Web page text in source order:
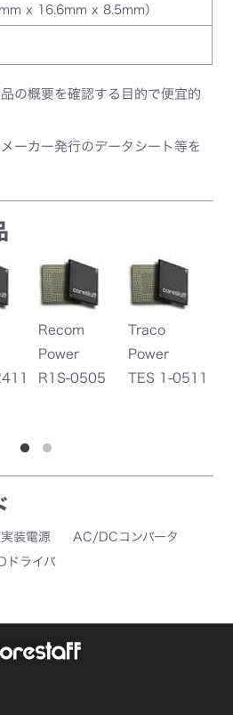
x 16.6mm x 8.5mm）
の概要を確認する目的で便宜的
ーカー発行のデータシート等を
Traco
Power
TES 1-0511
Recom
Power
R1S-1205
装電源
AC/DCコンバータ
ドライバ